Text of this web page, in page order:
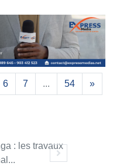
6 7 ... 54 »
travaux